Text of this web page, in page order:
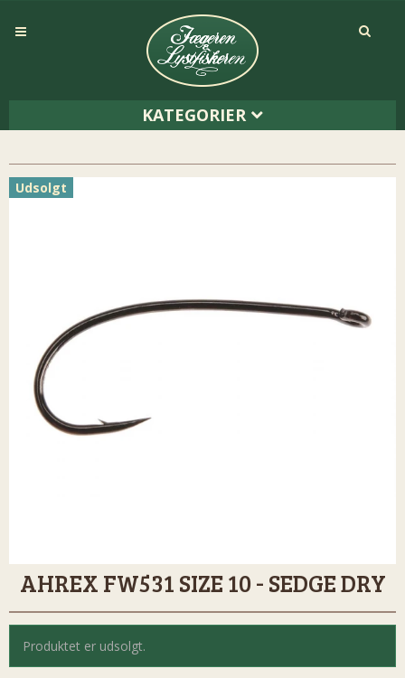
KATEGORIER
Udsolgt
AHREX FW531 SIZE 10 - SEDGE DRY
Produktet er udsolgt.